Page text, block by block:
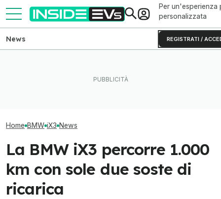
Per un'esperienza
personalizzata
REGISTRATI /
News
Home BMW iX3 News
La BMW iX3 percorre 1.000
km con sole due soste di
ricarica